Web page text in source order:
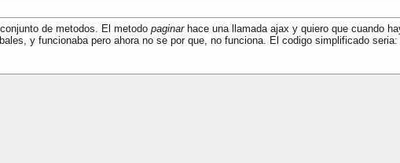
de metodos. El metodo paginarhace una llamada ajax y quiero que cuando
y funcionaba pero ahora no se por que, no funciona. El codigo simplificado seria: